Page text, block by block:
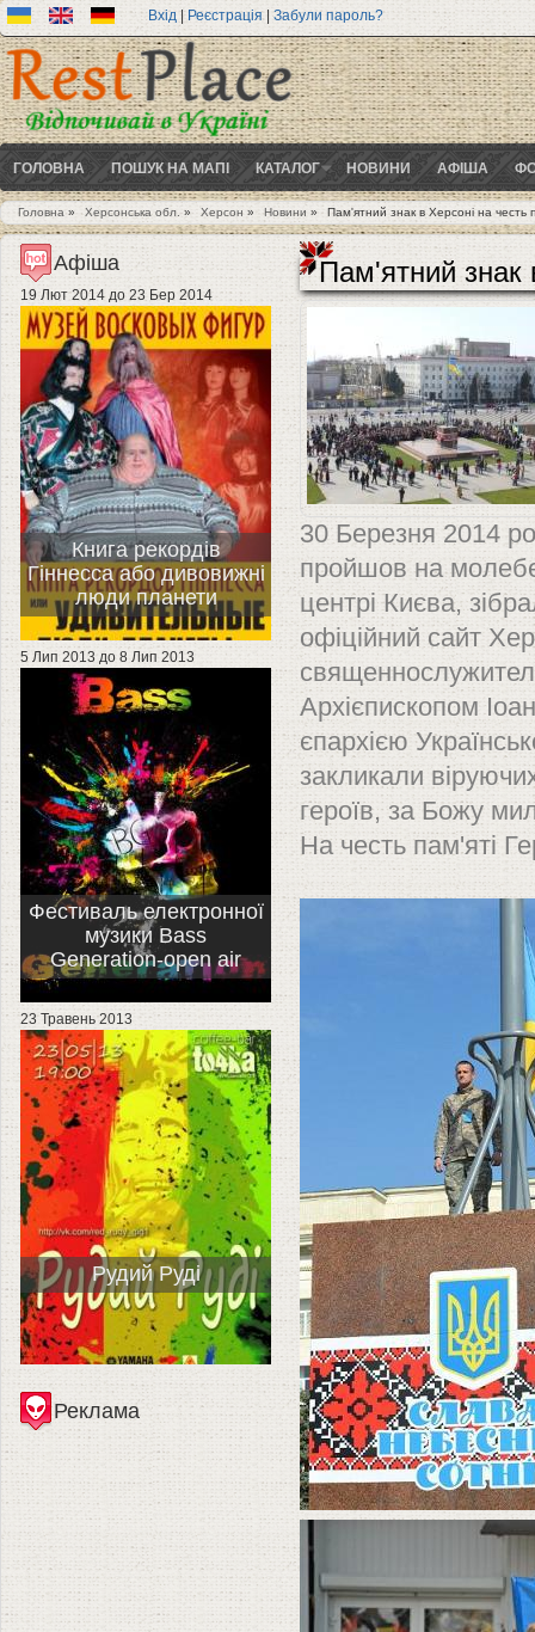
Вхід | Реєстрація|Забули пароль?
ГОЛОВНА ПОШУК НА МАПІ КАТАЛОГ НОВИНИ АФІША
Ви є тут
Головна» Херсонська обл. » Херсон » Новини » Пам'ятний знак в Херсоні на честь
Пам'ятний знак
30 Березня 2014
пройшов на
центрі Києва,
офіційний сайт
Архієпископом
єпархією
закликали
героїв, за Божу
На честь пам'яті
Афіша
19 Лют 2014 до 23 Бер 2014
Книга рекордів
Гіннесса або дивовижні
люди планети
5 Лип 2013 до 8 Лип 2013
Фестиваль електронної
музики Bass
Generation-open air
23 Травень 2013
Рудий Руді
Реклама